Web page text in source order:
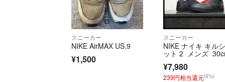
スニーカー
NIKE AirMAX US.9
¥1,500
スニーカー
NIKE ナイキ キル
ット 2 メンズ
¥7,980
239円相当還元(3%)